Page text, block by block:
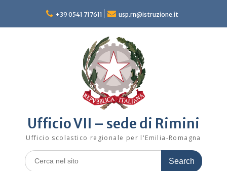
content
+39 0541 717611 usp.rn@istruzione.it
Ufficio VII – sede di Rimini
Ufficio scolastico regionale per l'Emilia-Romagna
Search
for: